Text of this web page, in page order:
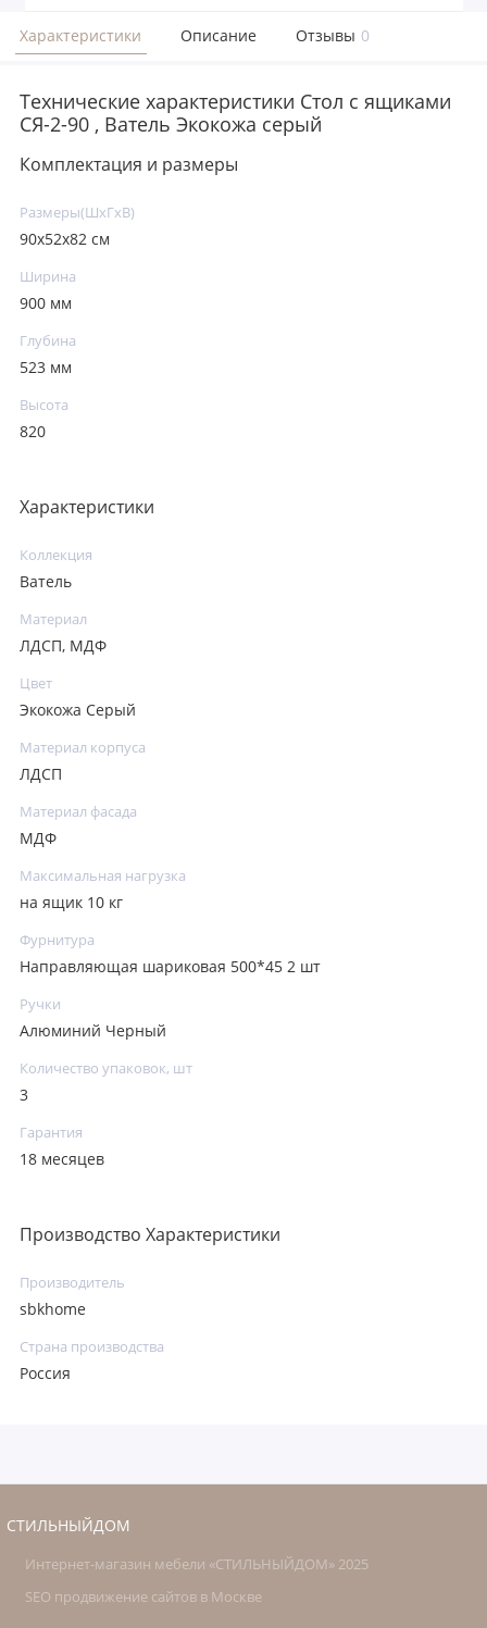
Характеристики Описание Отзывы 0
Технические характеристики Стол с ящиками
СЯ-2-90 , Ватель Экокожа серый
Комплектация и размеры
Размеры(ШxГxВ)
90х52х82 см
Ширина
900 мм
Глубина
523 мм
Высота
820
Характеристики
Коллекция
Ватель
Материал
ЛДСП, МДФ
Цвет
Экокожа Серый
Материал корпуса
ЛДСП
Материал фасада
МДФ
Максимальная нагрузка
на ящик 10 кг
Фурнитура
Направляющая шариковая 500*45 2 шт
Ручки
Алюминий Черный
Количество упаковок, шт
3
Гарантия
18 месяцев
Производство Характеристики
Производитель
sbkhome
Страна производства
Россия
СТИЛЬНЫЙДОМ
Интернет-магазин мебели «СТИЛЬНЫЙДОМ» 2025
SEO продвижение сайтов в Москве